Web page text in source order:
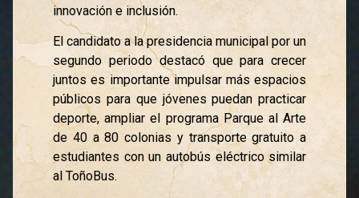
innovación e inclusión.
El candidato a la presidencia municipal por un
segundo periodo destacó que para crecer
juntos es importante impulsar más espacios
públicos para que jóvenes puedan practicar
deporte, ampliar el programa Parque al Arte
de 40 a 80 colonias y transporte gratuito a
estudiantes con un autobús eléctrico similar
al ToñoBus.